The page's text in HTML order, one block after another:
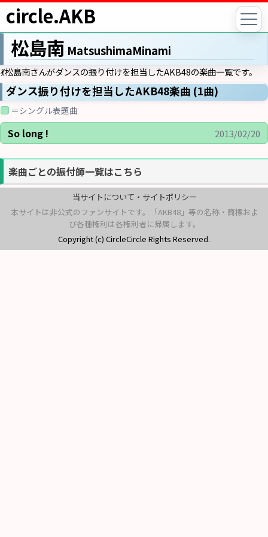
circle.AKB
松島南 MatsushimaMinami
💃松島南さんがダンスの振り付けを担当したAKB48の楽曲一覧です。
ダンス振り付けを担当したAKB48楽曲 (1曲)
＝シングル表題曲
So long ! 2013/02/20
楽曲ごとの振付師一覧はこちら
当サイトについて・サイトポリシー
本サイトは非公式のファンサイトです。「AKB48」等の名称・商標およ
び各種権利は各権利者に帰属します。
Copyright (c) CircleCircle Rights Reserved.